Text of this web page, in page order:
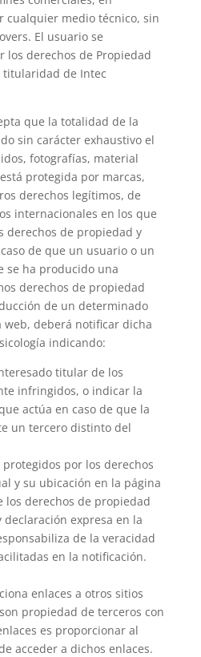
cualquier medio técnico, sin
El usuario se
los derechos de Propiedad
de Intec
que la totalidad de la
sin carácter exhaustivo el
fotografías, material
protegida por marcas,
derechos legítimos, de
internacionales en los que
derechos de propiedad y
de que un usuario o un
se ha producido una
derechos de propiedad
de un determinado
deberá notificar dicha
indicando:
titular de los
infringidos, o indicar la
actúa en caso de que la
un tercero distinto del
por los derechos
y su ubicación en la página
los derechos de propiedad
expresa en la
de la veracidad
en la notificación.
enlaces a otros sitios
propiedad de terceros con
es proporcionar al
acceder a dichos enlaces.